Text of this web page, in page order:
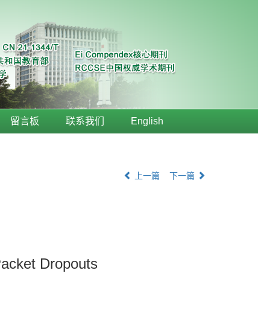
留言板 联系我们 English
上一篇 下一篇
Dropouts